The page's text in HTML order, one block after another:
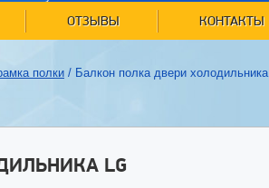
ОТЗЫВЫ КОНТАКТЫ
полки / Балкон полка двери
LG